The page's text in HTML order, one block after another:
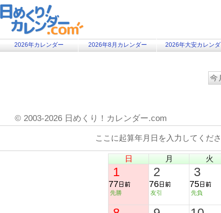
2026年カレンダー 2026年8月カレンダー 2026年大安カレン
© 2003-2026 日めくり！カレンダー.com
ここに起算年月日を入力してく
日 月 火
1
77
先勝
2
76
友引
3
75
先負